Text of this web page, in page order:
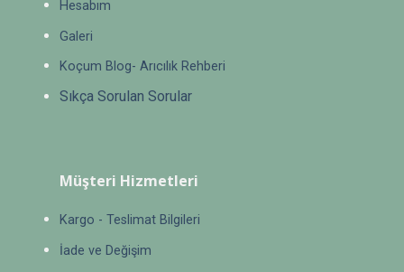
Hesabım
Galeri
Koçum Blog- Arıcılık Rehberi
Sıkça Sorulan Sorular
Müşteri Hizmetleri
Kargo - Teslimat Bilgileri
İade ve Değişim